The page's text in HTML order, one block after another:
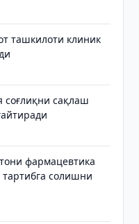
ташкилоти клиник
соғлиқни сақлаш
фармацевтика
солишни